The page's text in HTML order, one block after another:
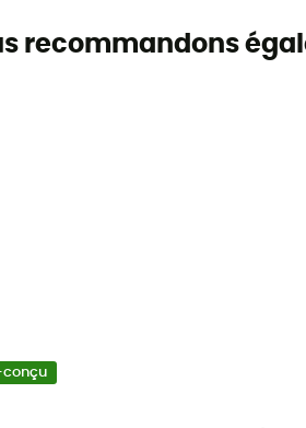
recommandons
conçu